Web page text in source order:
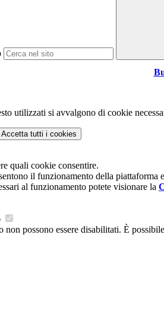
utilizzati si avvalgono di cookie
Accetta tutti i cookies
quali cookie consentire.
il funzionamento della piattaforma
al funzionamento potete visionare la
possono essere disabilitati. È